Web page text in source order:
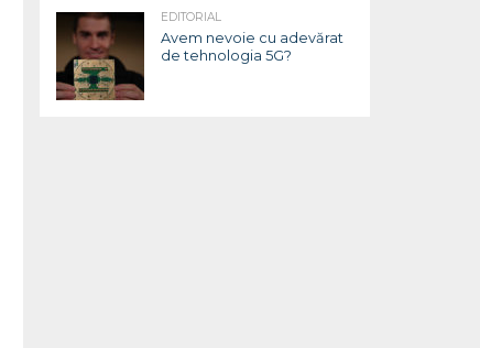
EDITORIAL
Avem nevoie cu adevărat
de tehnologia 5G?